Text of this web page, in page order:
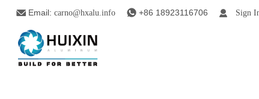
Email: carno@hxalu.info +86 18923116706 Sign